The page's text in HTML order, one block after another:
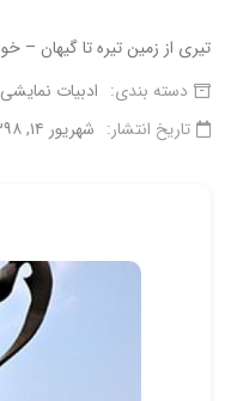
دسته بندی: ادبیات نمایشی
تاریخ انتشار: شهریور ۱۴, ۱۳۹۸